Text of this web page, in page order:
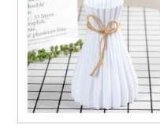
Учитель на память
Учитель от детей